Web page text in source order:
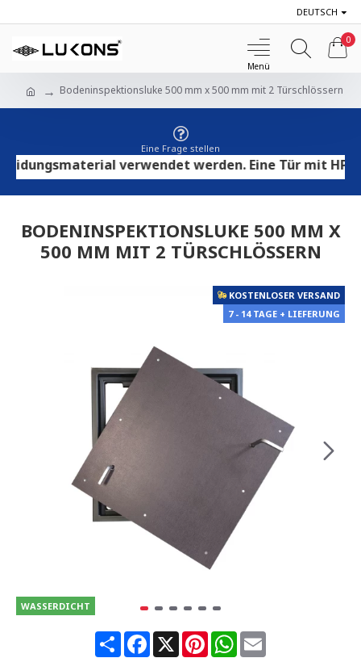
DEUTSCH
0
Bodeninspektionsluke 500 mm x 500 mm mit 2 Türschlössern
Eine Frage stellen
verwendet werden. Eine Tür mit HPL-
BODENINSPEKTIONSLUKE 500 MM X
500 MM MIT 2 TÜRSCHLÖSSERN
KOSTENLOSER VERSAND
WASSERDICHT
7 - 14 TAGE + LIEFERUNG
ShareFacebook
X PinterestWhatsApp
Email